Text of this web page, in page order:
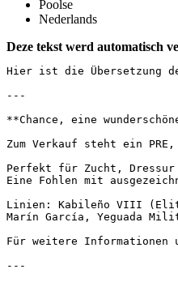
Poolse
Nederlands
Deze tekst werd automatisch
Hier ist die Übersetzung
---
**Chance, eine
Zum Verkauf steht ein
Perfekt für Zucht,
Eine Fohlen mit
Linien: Kabileño VIII
Marín García, Yeguada
Für weitere
---